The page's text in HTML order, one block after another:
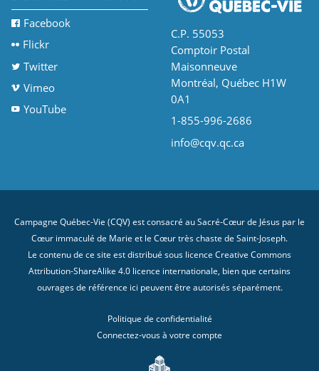
Facebook
Flickr
Twitter
Vimeo
YouTube
C.P. 55053
Comptoir Postal
Maisonneuve
Montréal, Québec H1W
0A1
1-855-996-2686
info@cqv.qc.ca
Campagne Québec-Vie (CQV) est consacré au Sacré-Cœur de Jésus par le
Cœur immaculé de Marie et le Cœur très chaste de Saint-Joseph.
Le contenu de ce site est distribué sous licence Creative Commons
Attribution-ShareAlike 4.0 licence internationale , bien que certains
ouvrages de référence ici peuvent être autorisés séparément.
Politique de confidentialité
Connectez-vous à votre compte